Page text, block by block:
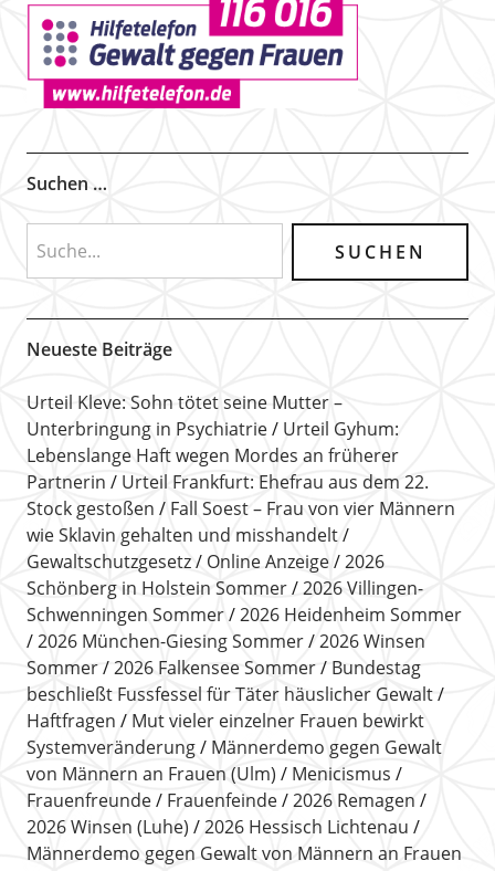
Suchen …
Neueste Beiträge
Urteil Kleve: Sohn tötet seine Mutter –
Unterbringung in Psychiatrie
Urteil Gyhum:
Lebenslange Haft wegen Mordes an früherer
Partnerin
Urteil Frankfurt: Ehefrau aus dem 22.
Stock gestoßen
Fall Soest – Frau von vier Männern
wie Sklavin gehalten und misshandelt
Gewaltschutzgesetz
Online Anzeige
2026
Schönberg in Holstein Sommer
2026 Villingen-
Schwenningen Sommer
2026 Heidenheim Sommer
2026 München-Giesing Sommer
2026 Winsen
Sommer
2026 Falkensee Sommer
Bundestag
beschließt Fussfessel für Täter häuslicher Gewalt
Haftfragen
Mut vieler einzelner Frauen bewirkt
Systemveränderung
Männerdemo gegen Gewalt
von Männern an Frauen (Ulm)
Menicismus
Frauenfreunde
Frauenfeinde
2026 Remagen
2026 Winsen (Luhe)
2026 Hessisch Lichtenau
Männerdemo gegen Gewalt von Männern an Frauen